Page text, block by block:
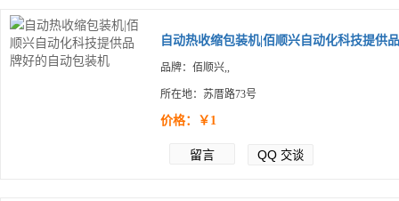
自动热收缩包装机|佰顺兴自动化科技提供
品牌：佰顺兴,,
所在地：苏厝路73号
价格：￥1
留言 QQ 交谈